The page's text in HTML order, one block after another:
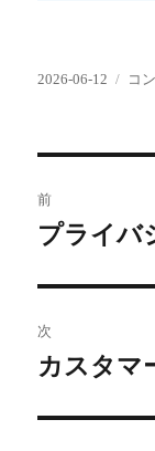
投
2026-06-12
カ
コ
稿
ビ
ゲ
ー
前
前
投
稿:
プライバ
次
次
投
カスタマ